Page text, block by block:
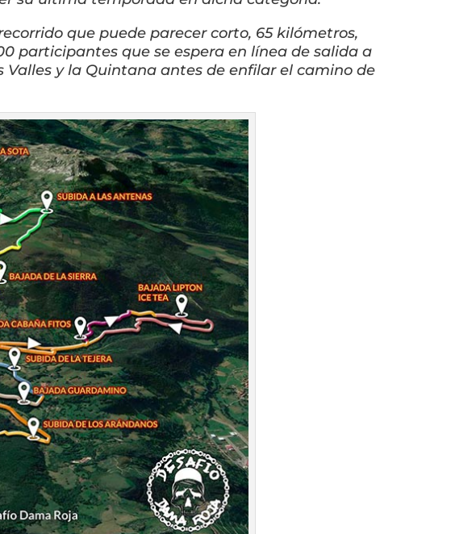
que puede parecer corto, 65 kilómetros,
participantes que se espera en línea de salida a
Valles y la Quintana antes de enfilar el camino de